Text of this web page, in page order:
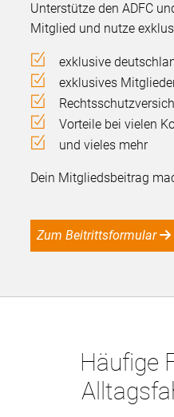
Unterstütze den ADFC
Mitglied und nutze
exklusive
exklusives
Vorteile bei vielen
und vieles mehr
Dein Mitgliedsbeitrag
Zum Beitrittsformular
Häufige